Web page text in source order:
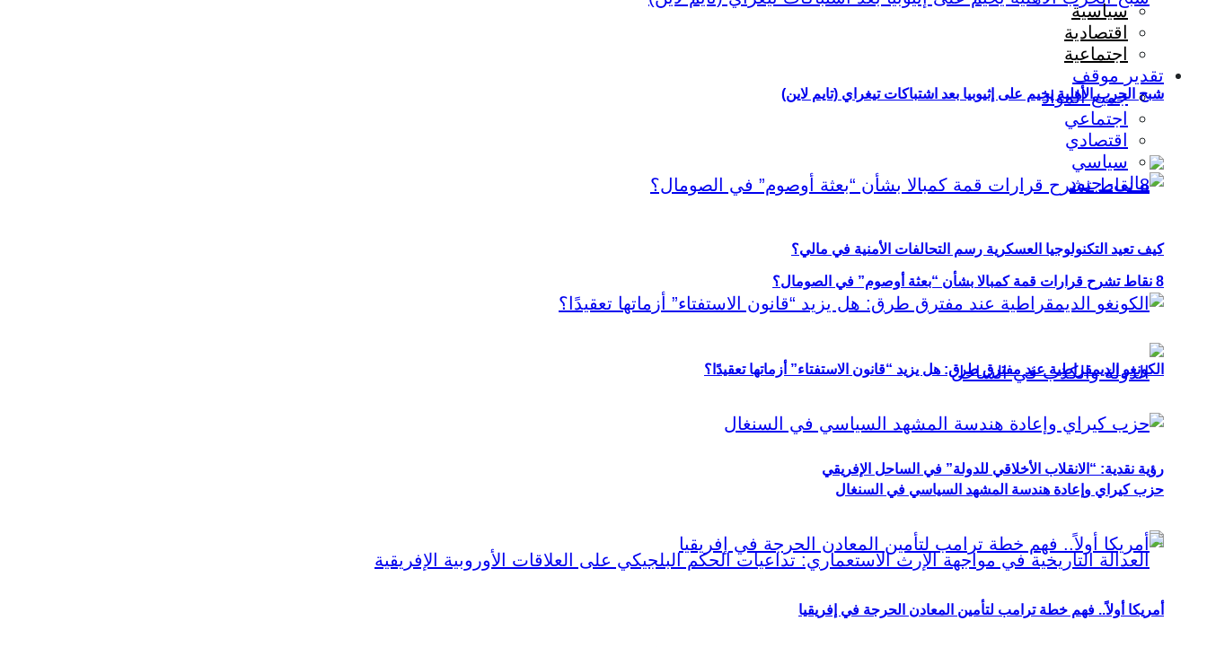
شبح الحرب الأهلية يخيم على إثيوبيا بعد اشتباكات تيغراي (تايم لاين)
8 نقاط تشرح قرارات قمة كمبالا بشأن “بعثة أوصوم” في الصومال؟
رؤية نقدية: “الانقلاب الأخلاقي للدولة” في الساحل الإفريقي
سياسية
اقتصادية
اجتماعية
تقدير موقف
جميع المواد
اجتماعي
اقتصادي
سياسي
كيف تعيد التكنولوجيا العسكرية رسم التحالفات الأمنية في مالي؟
الكونغو الديمقراطية عند مفترق طرق: هل يزيد “قانون الاستفتاء” أزماتها تعقيدًا؟
حزب كيراي وإعادة هندسة المشهد السياسي في السنغال
أمريكا أولاً.. فهم خطة ترامب لتأمين المعادن الحرجة في إفريقيا